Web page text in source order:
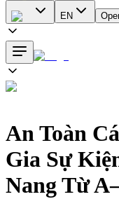
EN
An Toàn
Gia Sự
Nang Từ